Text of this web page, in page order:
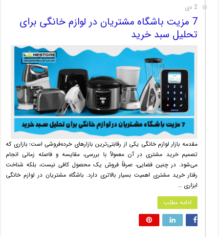
2 دی
7 مزیت باشگاه مشتریان در لوازم خانگی برای
تحلیل سبد خرید
مقدمه بازار لوازم خانگی یکی از رقابتی‌ترین بازارهای خرده‌فروشی است؛ بازاری که
تصمیم خرید مشتری در آن معمولاً با بررسی، مقایسه و فاصله زمانی انجام
می‌شود. در چنین فضایی، صرفاً فروش یک محصول کافی نیست، بلکه شناخت
رفتار خرید مشتری اهمیت بسیار بالاتری دارد. باشگاه مشتریان در لوازم خانگی
ابزاری …
ادامه مطلب